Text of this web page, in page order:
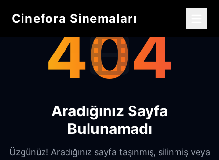
Cinefora Sinemaları
404
Aradığınız Sayfa
Bulunamadı
Üzgünüz! Aradığınız sayfa taşınmış, silinmiş veya